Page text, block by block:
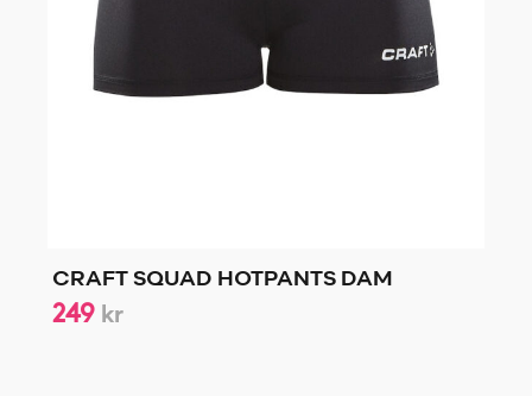
CRAFT SQUAD HOTPANTS DAM
249 kr